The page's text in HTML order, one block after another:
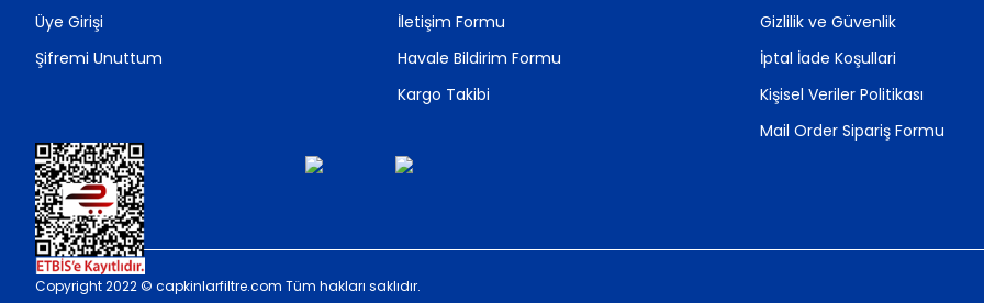
Üye Girişi
Şifremi Unuttum
İletişim Formu
Havale Bildirim Formu
Kargo Takibi
Gizlilik ve Güvenlik
İptal İade Koşullari
Kişisel Veriler Politikası
Mail Order Sipariş Formu
Copyright 2022 © capkinlarfiltre.com Tüm hakları saklıdır.